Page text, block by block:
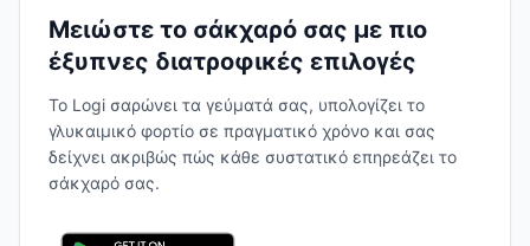
Μειώστε το σάκχαρό σας με πιο
έξυπνες διατροφικές επιλογές
Το Logi σαρώνει τα γεύματά σας, υπολογίζει το
γλυκαιμικό φορτίο σε πραγματικό χρόνο και σας
δείχνει ακριβώς πώς κάθε συστατικό επηρεάζει το
σάκχαρό σας.